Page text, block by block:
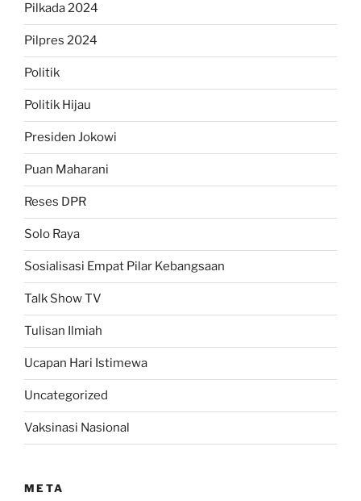
Pilkada 2024
Pilpres 2024
Politik
Politik Hijau
Presiden Jokowi
Puan Maharani
Reses DPR
Solo Raya
Sosialisasi Empat Pilar Kebangsaan
Talk Show TV
Tulisan Ilmiah
Ucapan Hari Istimewa
Uncategorized
Vaksinasi Nasional
META